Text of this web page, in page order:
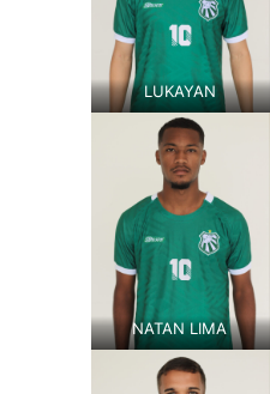
LUKAYAN
NATAN LIMA